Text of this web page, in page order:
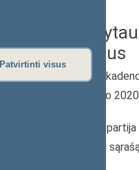
Patvirtinti visus
Tomas
Raskevičius
2020–2024 m.
Seimo narys nuo
Iškėlė: Laisvės partija
Išrinktas: Pagal